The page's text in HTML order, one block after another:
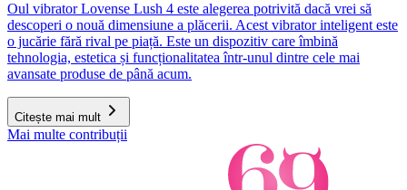
Oul vibrator Lovense Lush 4 este alegerea potrivită dacă vrei să
descoperi o nouă dimensiune a plăcerii. Acest vibrator inteligent este
o jucărie fără rival pe piață. Este un dispozitiv care îmbină
tehnologia, estetica și funcționalitatea într-unul dintre cele mai
avansate produse de până acum.
Citește mai mult
Mai multe contribuții